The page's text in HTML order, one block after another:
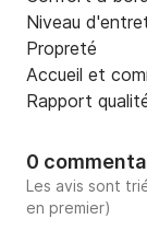
Niveau
Propreté
Accueil et
Rapport
0
Les avis sont
en premier)